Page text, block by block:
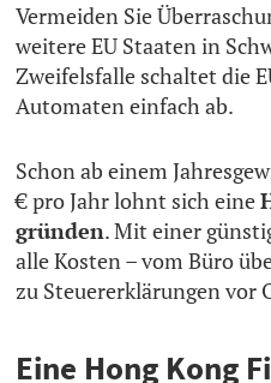
Vermeiden Sie
weitere EU Staaten in
Zweifelsfalle schaltet die
Automaten einfach ab.
Schon ab einem
€ pro Jahr lohnt sich eine
gründen. Mit einer
alle Kosten – vom Büro
zu Steuererklärungen vor
Eine Hong Kong